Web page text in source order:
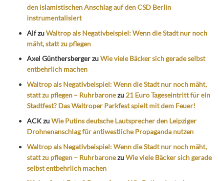
den islamistischen Anschlag auf den CSD Berlin
instrumentalisiert
AlfzuWaltrop als Negativbeispiel: Wenn die Stadt nur noch
mäht, statt zu pflegen
Axel GünthersbergerzuWie viele Bäcker sich gerade selbst
entbehrlich machen
Waltrop als Negativbeispiel: Wenn die Stadt nur noch mäht,
statt zu pflegen – Ruhrbaronezu 21 Euro Tageseintritt für ein
Stadtfest? Das Waltroper Parkfest spielt mit dem Feuer!
ACKzuWie Putins deutsche Lautsprecher den Leipziger
Drohnenanschlag für antiwestliche Propaganda nutzen
Waltrop als Negativbeispiel: Wenn die Stadt nur noch mäht,
statt zu pflegen – RuhrbaronezuWie viele Bäcker sich gerade
selbst entbehrlich machen